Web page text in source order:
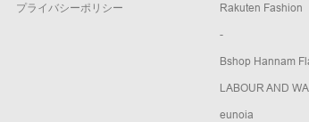
プライバシーポリシー Rakuten Fashion
-
Bshop Hannam
LABOUR AND
eunoia